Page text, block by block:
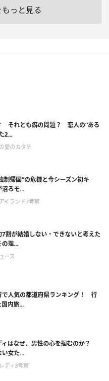
っと見る
それとも癖の問題？ 恋人の“ある
2...
愛のカタチ
制帰国”の危機と今シーズン初キ
るモ...
イランド7考察
割が結婚しない・できないと考えた
の理...
ース
で人気の都道府県ランキング！ 行
内旅...
ィはなぜ、男性の心を掴むのか？
女た...
ディ3考察